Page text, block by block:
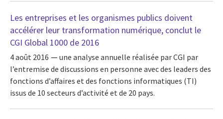
Les entreprises et les organismes publics doivent
accélérer leur transformation numérique, conclut le
CGI Global 1000 de 2016
4 août 2016
une analyse annuelle réalisée par CGI par
l’entremise de discussions en personne avec des leaders des
fonctions d’affaires et des fonctions informatiques (TI)
issus de 10 secteurs d’activité et de 20 pays.